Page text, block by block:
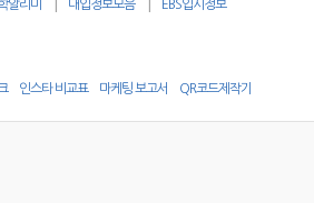
알리미 | 대입정보모음| EBS입시정보
인스타 비교표 마케팅 보고서 QR코드제작기